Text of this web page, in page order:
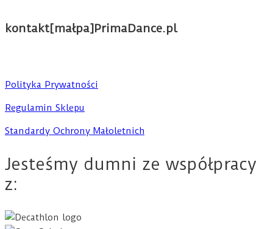
kontakt[małpa]PrimaDance.pl
Polityka Prywatności
Regulamin Sklepu
Standardy Ochrony Małoletnich
Jesteśmy dumni ze współpracy
z: